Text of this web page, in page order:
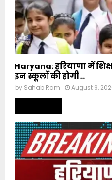
Haryana: हरियाणा में
इन स्कूलों की होगी...
by Sahab Ram August 9,